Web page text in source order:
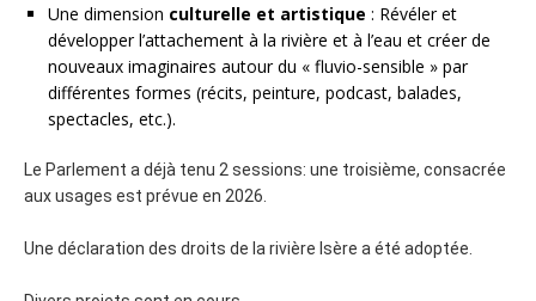
Une dimension culturelle et artistique : Révéler et
développer l’attachement à la rivière et à l’eau et créer de
nouveaux imaginaires autour du « fluvio-sensible » par
différentes formes (récits, peinture, podcast, balades,
spectacles, etc.).
Le Parlement a déjà tenu 2 sessions: une troisième, consacrée
aux usages est prévue en 2026.
Une déclaration des droits de la rivière Isère a été adoptée.